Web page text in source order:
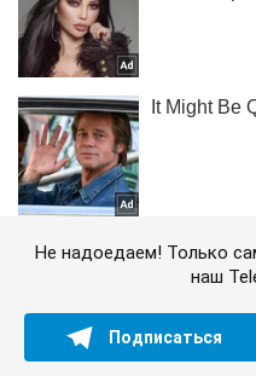
Не надоедаем! Только
наш
Подписаться